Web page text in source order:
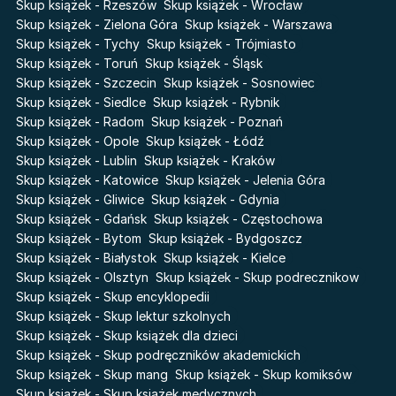
Basia. Wielka księga.
Poznawaj świat z Basią
The Hazel Wood
Zmierzch
Faye
Katie Maguire
Liceum Freuda
Sherlock Holmes Society
Cień od wschodu
Przebudzenie powietrza
Pieśń Lwicy
Akademia wampirów
Karneval
Baśń o złamanym sercu
Prosta zabawa
Skup książek - Rzeszów Skup książek - Wrocław
Skup książek - Zielona Góra Skup książek - Warszawa
Skup książek - Tychy Skup książek - Trójmiasto
Skup książek - Toruń Skup książek - Śląsk
Skup książek - Szczecin Skup książek - Sosnowiec
Skup książek - Siedlce Skup książek - Rybnik
Skup książek - Radom Skup książek - Poznań
Skup książek - Opole Skup książek - Łódź
Skup książek - Lublin Skup książek - Kraków
Skup książek - Katowice Skup książek - Jelenia Góra
Skup książek - Gliwice Skup książek - Gdynia
Skup książek - Gdańsk Skup książek - Częstochowa
Skup książek - Bytom Skup książek - Bydgoszcz
Skup książek - Białystok Skup książek - Kielce
Skup książek - Olsztyn Skup książek - Skup podrecznikow
Skup książek - Skup encyklopedii
Skup książek - Skup lektur szkolnych
Skup książek - Skup książek dla dzieci
Skup książek - Skup podręczników akademickich
Skup książek - Skup mang Skup książek - Skup komiksów